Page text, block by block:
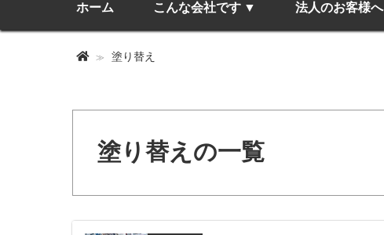
ホーム こんな会社です 法人のお客様へ
塗り替え
塗り替えの一覧